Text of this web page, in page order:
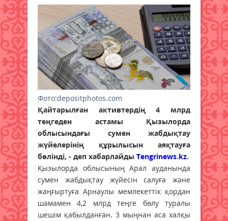
Фото:depositphotos.com
Қайтарылған активтердің 4 млрд
теңгеден астамы Қызылорда
облысындағы сумен жабдықтау
жүйелерінің құрылысын аяқтауға
бөлінді, - деп хабарлайды Tengrinews.kz.
Қызылорда облысының Арал ауданында
сумен жабдықтау жүйесін салуға және
жаңғыртуға Арнаулы мемлекеттік қордан
шамамен 4,2 млрд теңге бөлу туралы
шешім қабылданған. 3 мыңнан аса халқы